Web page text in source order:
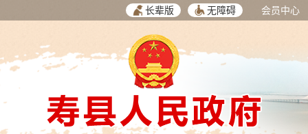
长辈版 无障碍 会员中心